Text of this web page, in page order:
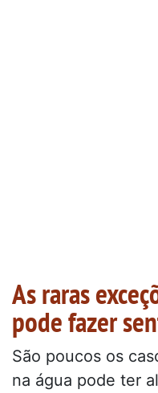
As raras
pode fazer
São poucos os
na água pode ter